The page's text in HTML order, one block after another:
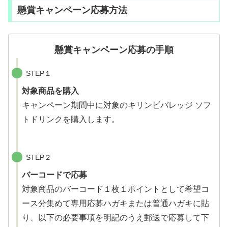
懸賞キャンペーン応募方法
懸賞キャンペーン応募の手順
STEP１
対象商品を購入
キャンペーン期間中に対象のキリンビバレッジ ソフ
トドリンクを購入します。
STEP２
バーコードで応募
対象商品のバーコード１枚１ポイントとして希望コ
ース分集めて専用応募ハガキまたは普通ハガキに貼
り、以下の必要事項を明記のうえ郵送で応募して下